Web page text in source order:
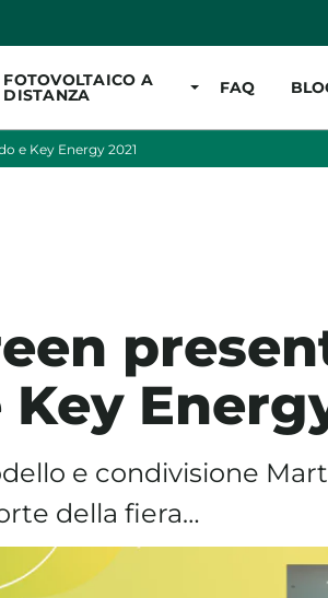
FOTOVOLTAICO A
DISTANZA FAQ
e Key Energy 2021
e condivisione
della fiera…